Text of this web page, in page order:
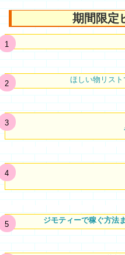
期間限定
ほしい物リス
ジモティーで稼ぐ方法